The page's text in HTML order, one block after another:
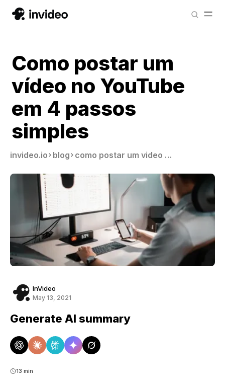
Como postar um
vídeo no YouTube
em 4 passos
simples
invideo.io blog como postar um video no youtube
InVideo
May 13, 2021
Generate AI summary
13 min